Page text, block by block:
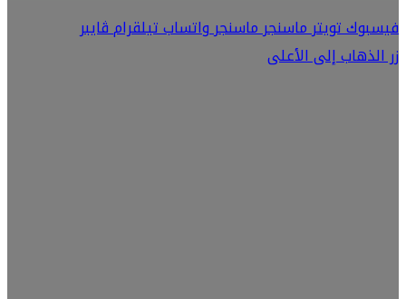
فيسبوكتويتر ماسنجر ماسنجر واتسابتيلقرامڤايبر
زر الذهاب إلى الأعلى